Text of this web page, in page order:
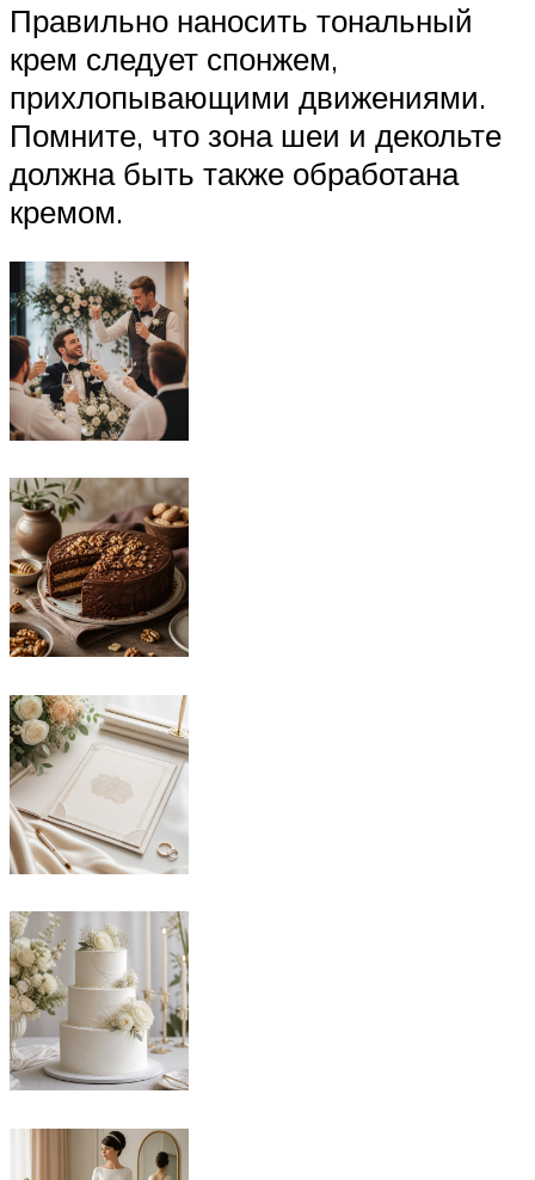
Правильно наносить тональный
крем следует спонжем,
прихлопывающими движениями.
Помните, что зона шеи и декольте
должна быть также обработана
кремом.